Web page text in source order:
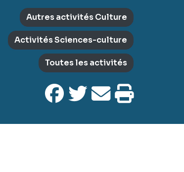
Autres activités Culture
Activités Sciences-culture
Toutes les activités